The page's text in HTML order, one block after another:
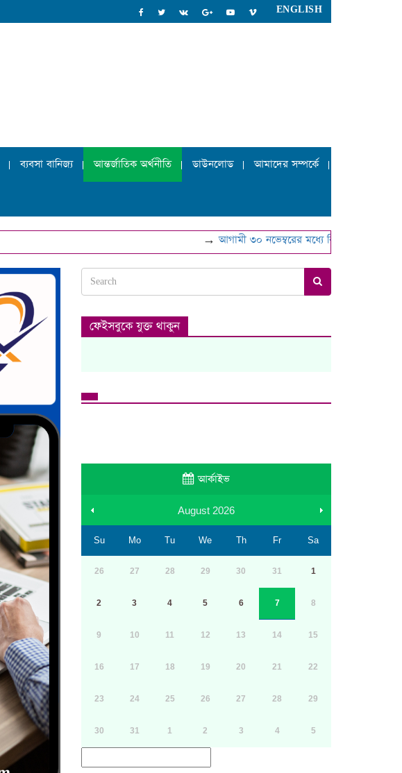
ENGLISH
ব্যবসা বানিজ্য আন্তর্জাতিক অর্থনীতি ডাউনলোড আমাদের সম্পর্কে
আগামী ৩০ নভেম্বরের মধ্যে বিআইএন হালনাগাদের
ফেইসবুকে যুক্ত থাকুন
আর্কাইভ
August 2026
Su Mo Tu We Th Fr Sa
26 27 28 29 30 31 1
2 3 4 5 6 7 8
9 10 11 12 13 14 15
16 17 18 19 20 21 22
23 24 25 26 27 28 29
30 31 1 2 3 4 5